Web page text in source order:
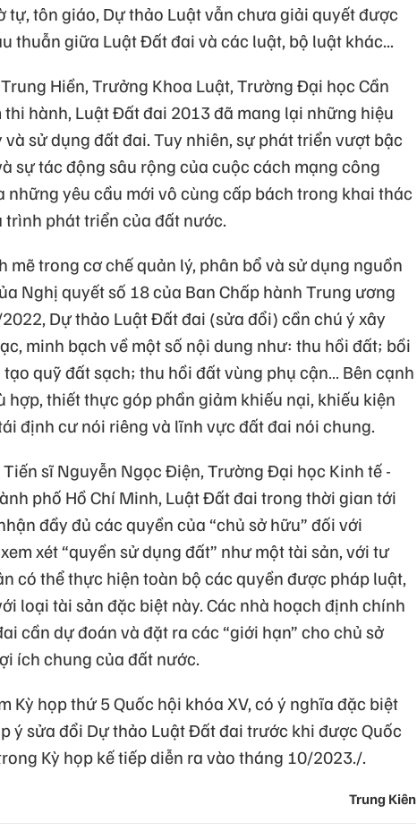
tự, tôn giáo, Dự thảo Luật vẫn chưa giải quyết được
thuẫn giữa Luật Đất đai và các luật, bộ luật khác...
Hiền, Trưởng Khoa Luật, Trường Đại học Cần
hành, Luật Đất đai 2013 đã mang lại những hiệu
sử dụng đất đai. Tuy nhiên, sự phát triển vượt bậc
sự tác động sâu rộng của cuộc cách mạng công
những yêu cầu mới vô cùng cấp bách trong khai thác
phát triển của đất nước.
mẽ trong cơ chế quản lý, phân bổ và sử dụng nguồn
Nghị quyết số 18 của Ban Chấp hành Trung ương
Dự thảo Luật Đất đai (sửa đổi) cần chú ý xây
minh bạch về một số nội dung như: thu hồi đất; bồi
quỹ đất sạch; thu hồi đất vùng phụ cận… Bên cạnh
hợp, thiết thực góp phần giảm khiếu nại, khiếu kiện
định cư nói riêng và lĩnh vực đất đai nói chung.
sĩ Nguyễn Ngọc Điện, Trường Đại học Kinh tế -
phố Hồ Chí Minh, Luật Đất đai trong thời gian tới
đầy đủ các quyền của “chủ sở hữu” đối với
xét “quyền sử dụng đất” như một tài sản, với tư
có thể thực hiện toàn bộ các quyền được pháp luật,
loại tài sản đặc biệt này. Các nhà hoạch định chính
cần dự đoán và đặt ra các “giới hạn” cho chủ sở
ích chung của đất nước.
Kỳ họp thứ 5 Quốc hội khóa XV, có ý nghĩa đặc biệt
ý sửa đổi Dự thảo Luật Đất đai trước khi được Quốc
Kỳ họp kế tiếp diễn ra vào tháng 10/2023./.
Trung Kiên